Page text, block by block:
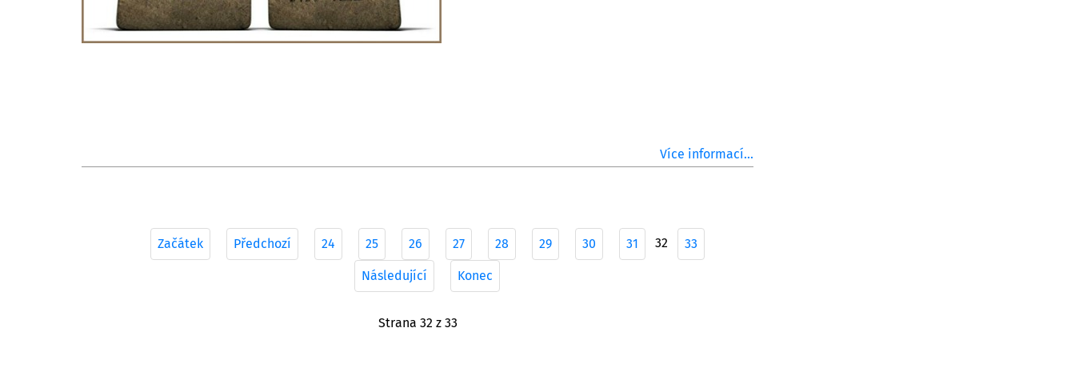
Více informací...
Začátek Předchozí 24 25 26 27 28 29 30 31 32 33
Následující Konec
Strana 32 z 33